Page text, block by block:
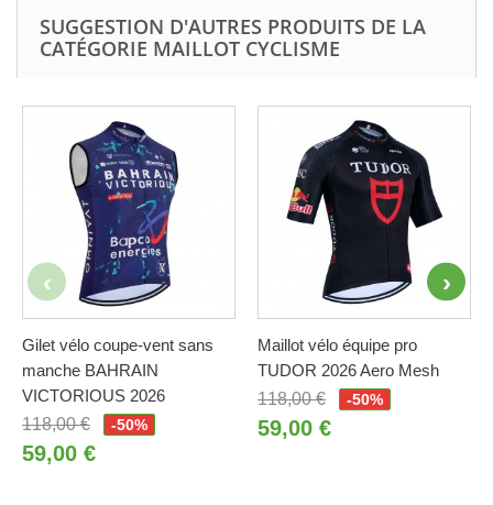
SUGGESTION D'AUTRES PRODUITS DE LA
CATÉGORIE MAILLOT CYCLISME
Gilet vélo coupe-vent sans
manche BAHRAIN
VICTORIOUS 2026
118,00 €
-50%
59,00 €
Maillot vélo équipe pro
TUDOR 2026 Aero Mesh
118,00 €
-50%
59,00 €